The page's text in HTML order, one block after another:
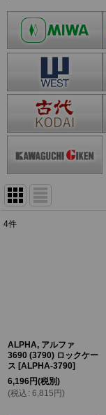
4件
ALPHA, アルファ
3690 (3790) ロックケー
ス [ALPHA-3790]
6,196円(税別)
(税込 : 6,815 円)